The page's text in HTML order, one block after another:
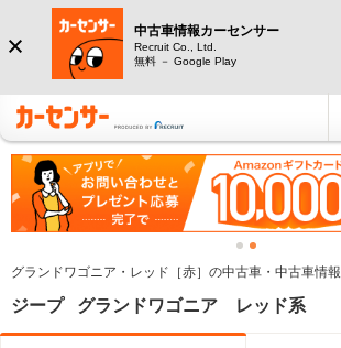
中古車情報カーセンサー
Recruit Co., Ltd.
無料 － Google Play
グランドワゴニア・レッド［赤］の中古車・中古車情報
ジープ グランドワゴニア レッド系